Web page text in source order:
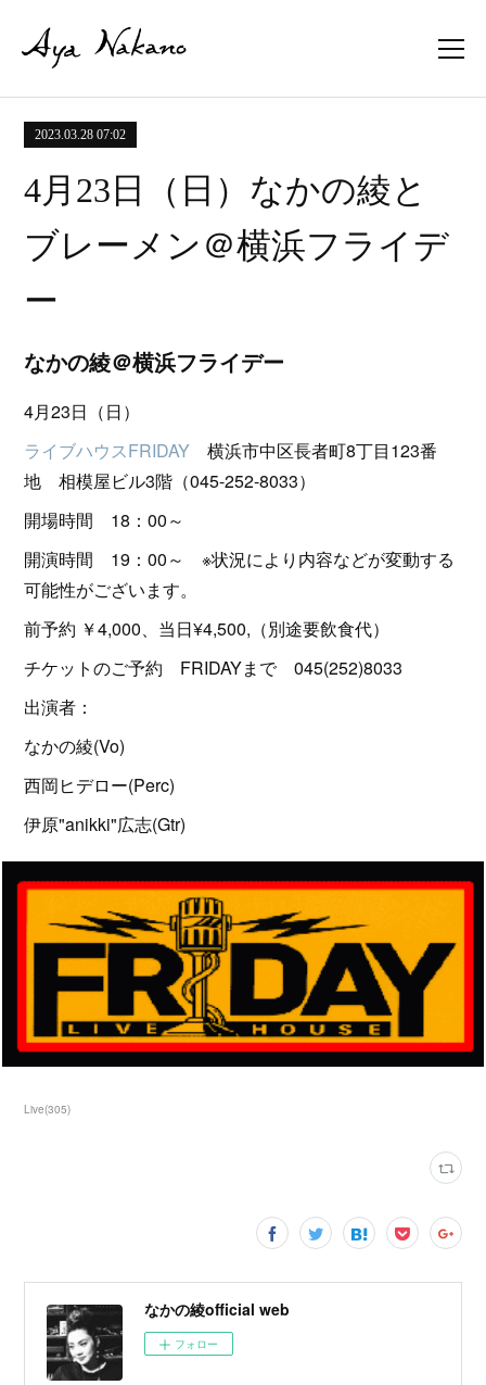
2023.03.28 07:02
4月23日（日）なかの綾と
ブレーメン＠横浜フライデ
ー
なかの綾＠横浜フライデー
4月23日（日）
ライブハウスFRIDAY 横浜市中区長者町8丁目123番
地 相模屋ビル3階（045-252-8033）
開場時間 18：00～
開演時間 19：00～ ※状況により内容などが変動する
可能性がございます。
前予約 ￥4,000、当日¥4,500,（別途要飲食代）
チケットのご予約 FRIDAYまで 045(252)8033
出演者：
なかの綾(Vo)
西岡ヒデロー(Perc)
伊原"anikki"広志(Gtr)
Live(305)
なかの綾official web
フォロー